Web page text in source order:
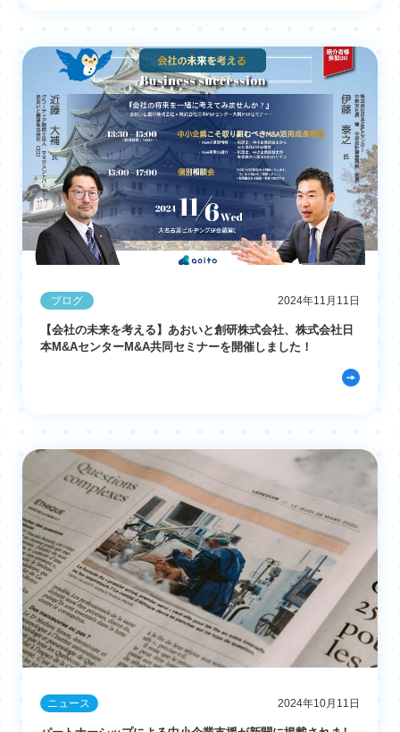
ブログ 2024年11月11日
【会社の未来を考える】あおいと創研株式会社、株式会社日
本M&AセンターM&A共同セミナーを開催しました！
ニュース 2024年10月11日